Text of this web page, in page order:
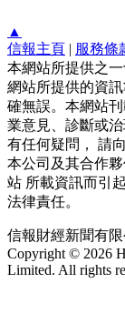
▲
信報主頁 | 服務條
本網站所提供之
網站所提供的資
確無誤。本網站
業意見、診斷或
有任何疑問， 請
本公司及其合作
站 所載資訊而引
法律責任。
信報財經新聞有
Copyright © 2026
Limited. All rights